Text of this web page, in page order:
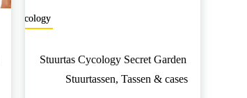
Cycology
Stuurtas Cycology Secret Garden
Stuurtassen,Tassen & cases